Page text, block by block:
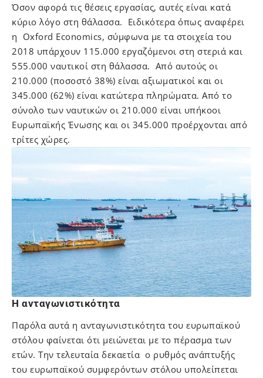
Όσον αφορά τις θέσεις εργασίας, αυτές είναι κατά
κύριο λόγο στη θάλασσα. Ειδικότερα όπως αναφέρει
η Oxford Economics, σύμφωνα με τα στοιχεία του
2018 υπάρχουν 115.000 εργαζόμενοι στη στεριά και
555.000 ναυτικοί στη θάλασσα. Από αυτούς οι
210.000 (ποσοστό 38%) είναι αξιωματικοί και οι
345.000 (62%) είναι κατώτερα πληρώματα. Από το
σύνολο των ναυτικών οι 210.000 είναι υπήκοοι
Ευρωπαϊκής Ένωσης και οι 345.000 προέρχονται από
τρίτες χώρες.
Η ανταγωνιστικότητα
Παρόλα αυτά η ανταγωνιστικότητα του ευρωπαϊκού
στόλου φαίνεται ότι μειώνεται με το πέρασμα των
ετών. Την τελευταία δεκαετία ο ρυθμός ανάπτυξής
του ευρωπαϊκού συμφερόντων στόλου υπολείπεται